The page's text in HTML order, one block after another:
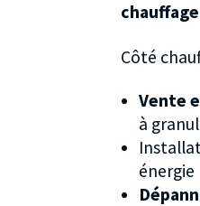
Côté
Vente
à
énergie